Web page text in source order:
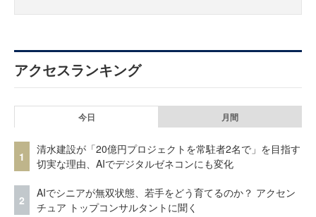
アクセスランキング
今日 月間
1
清水建設が「20億円プロジェクトを常駐者2名で」を目指す
切実な理由、AIでデジタルゼネコンにも変化
2
AIでシニアが無双状態、若手をどう育てるのか？ アクセン
チュア トップコンサルタントに聞く